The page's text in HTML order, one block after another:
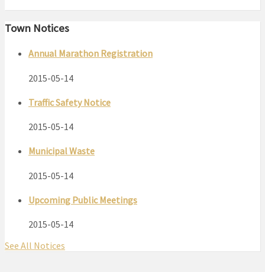
Town Notices
Annual Marathon Registration
2015-05-14
Traffic Safety Notice
2015-05-14
Municipal Waste
2015-05-14
Upcoming Public Meetings
2015-05-14
See All Notices